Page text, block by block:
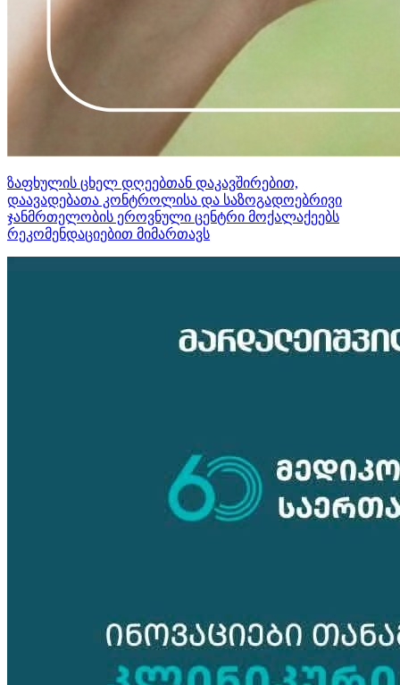
ზაფხულის ცხელ დღეებთან დაკავშირებით,
დაავადებათა კონტროლისა და საზოგადოებრივი
ჯანმრთელობის ეროვნული ცენტრი მოქალაქეებს
რეკომენდაციებით მიმართავს